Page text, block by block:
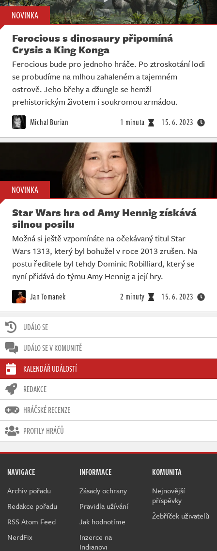
UDÁLO SE
UDÁLO SE V KOMUNITĚ
KALENDÁŘ UDÁLOSTÍ
REDAKCE
HRÁČSKÉ RECENZE
PROFILY HRÁČŮ
NOVINKA
Ferocious s dinosaury připomíná
Crysis a King Konga
Ferocious bude pro jednoho hráče. Po ztroskotání lodi
se probudíme na mlhou zahaleném a tajemném
ostrově. Jeho břehy a džungle se hemží
prehistorickým životem i soukromou armádou.
Michal Burian 1 minuta 15. 6. 2023
NOVINKA
Star Wars hra od Amy Hennig získává
silnou posilu
Možná si ještě vzpomínáte na očekávaný titul Star
Wars 1313, který byl bohužel v roce 2013 zrušen. Na
postu ředitele byl tehdy Dominic Robilliard, který se
nyní přidává do týmu Amy Hennig a její hry.
Jan Tomanek 2 minuty 15. 6. 2023
NAVIGACE
Archiv pořadu
Redakce pořadu
RSS Atom Feed
NerdFix
INFORMACE
Zásady ochrany
Pravidla užívání
Jak hodnotíme
Inzerce na
Indianovi
KOMUNITA
Nejnovější
příspěvky
Žebříček uživatelů